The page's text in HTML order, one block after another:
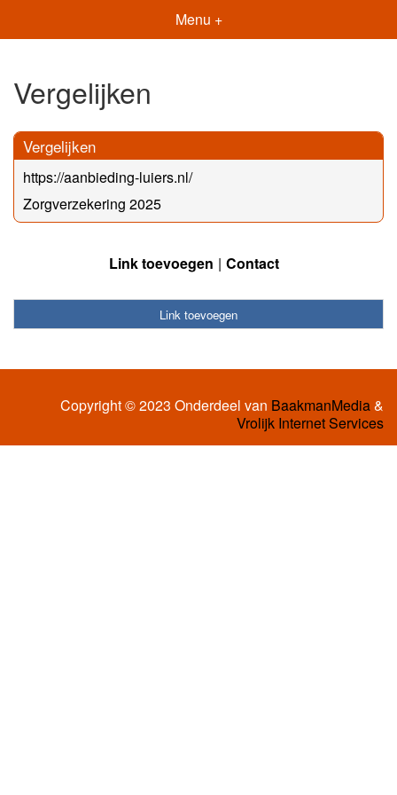
Menu +
Vergelijken
Vergelijken
https://aanbieding-luiers.nl/
Zorgverzekering 2025
Link toevoegen Contact
Link toevoegen
Copyright © 2023 Onderdeel van BaakmanMedia&
Vrolijk Internet Services